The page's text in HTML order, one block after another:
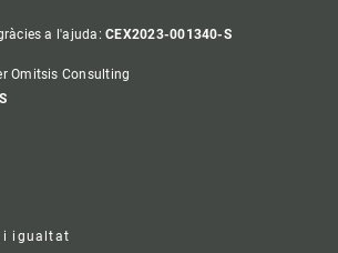
a l'ajuda:CEX2023-001340-S
Omitsis Consulting
i igualtat